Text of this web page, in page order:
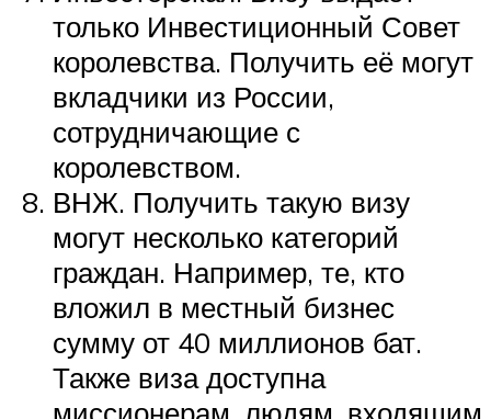
только Инвестиционный Совет
королевства. Получить её могут
вкладчики из России,
сотрудничающие с
королевством.
ВНЖ. Получить такую визу
могут несколько категорий
граждан. Например, те, кто
вложил в местный бизнес
сумму от 40 миллионов бат.
Также виза доступна